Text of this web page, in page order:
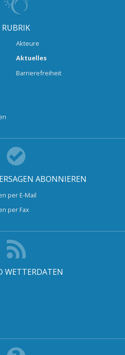
RUBRIK
Akteure
Aktuelles
Barrierefreiheit
ABONNIEREN
per E-Mail
per Fax
WETTERDATEN